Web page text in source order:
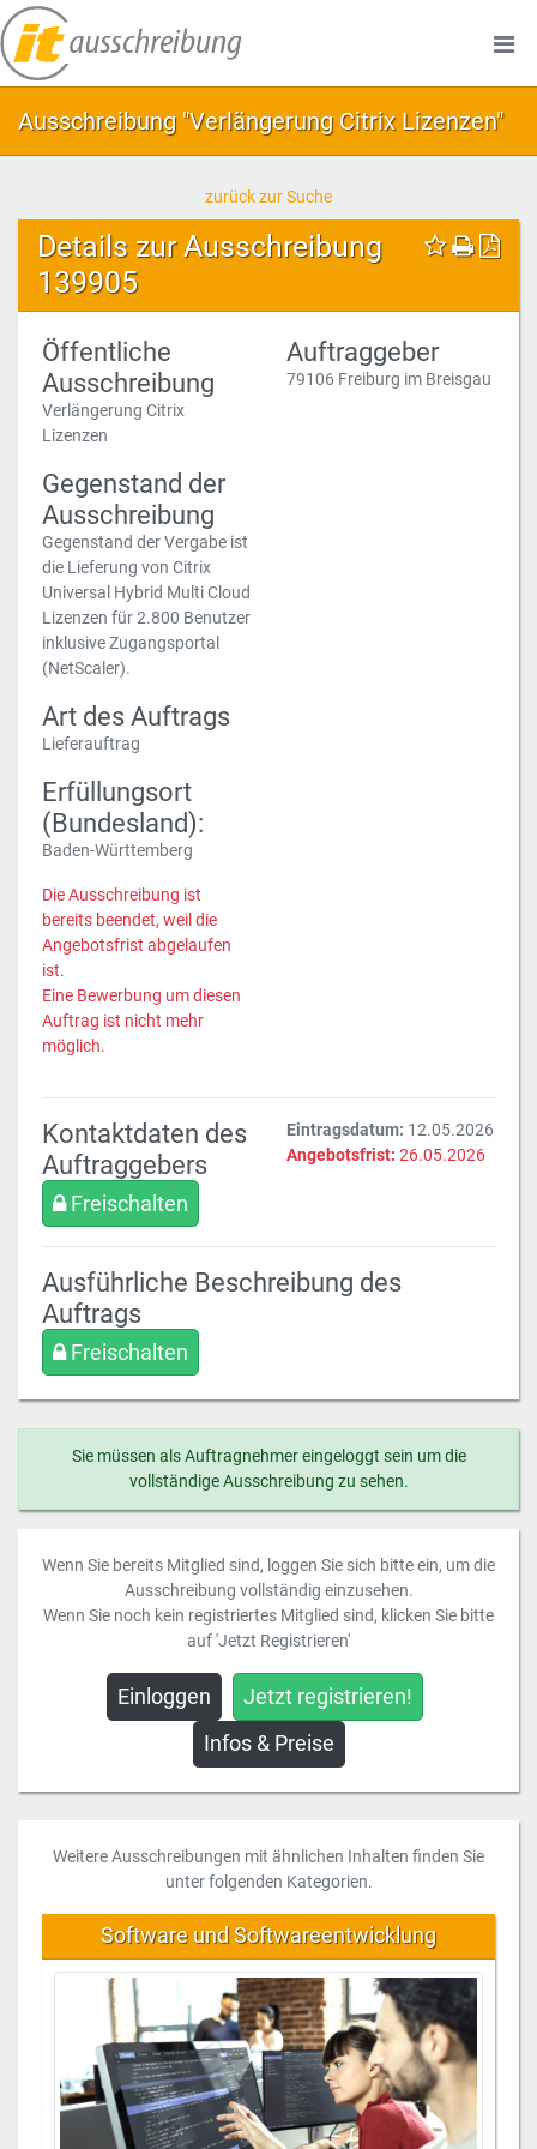
Ausschreibung "Verlängerung Citrix Lizenzen"
zurück zur Suche
Details zur Ausschreibung
139905
Öffentliche
Ausschreibung
Verlängerung Citrix
Lizenzen
Gegenstand der
Ausschreibung
Gegenstand der Vergabe ist
die Lieferung von Citrix
Universal Hybrid Multi Cloud
Lizenzen für 2.800 Benutzer
inklusive Zugangsportal
(NetScaler).
Art des Auftrags
Lieferauftrag
Erfüllungsort
(Bundesland):
Baden-Württemberg
Die Ausschreibung ist
bereits beendet, weil die
Angebotsfrist abgelaufen
ist.
Eine Bewerbung um diesen
Auftrag ist nicht mehr
möglich.
Auftraggeber
79106 Freiburg im Breisgau
Kontaktdaten des
Auftraggebers
Freischalten
Eintragsdatum: 12.05.2026
Angebotsfrist: 26.05.2026
Ausführliche Beschreibung des
Auftrags
Freischalten
Sie müssen als Auftragnehmer eingeloggt sein um die
vollständige Ausschreibung zu sehen.
Wenn Sie bereits Mitglied sind, loggen Sie sich bitte ein, um die
Ausschreibung vollständig einzusehen.
Wenn Sie noch kein registriertes Mitglied sind, klicken Sie bitte
auf 'Jetzt Registrieren'
Einloggen
Jetzt registrieren!
Infos & Preise
Weitere Ausschreibungen mit ähnlichen Inhalten finden Sie
unter folgenden Kategorien.
Software und Softwareentwicklung